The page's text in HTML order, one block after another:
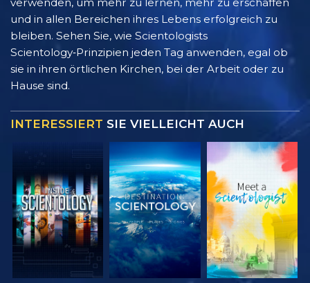
und in allen Bereichen ihres Lebens erfolgreich zu
bleiben. Sehen Sie, wie Scientologists
Scientology‑Prinzipien jeden Tag anwenden, egal ob
sie in ihren örtlichen Kirchen, bei der Arbeit oder zu
Hause sind.
INTERESSIERT SIE VIELLEICHT AUCH